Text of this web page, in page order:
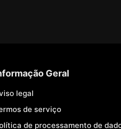
Geral
legal
de serviço
de processamento de